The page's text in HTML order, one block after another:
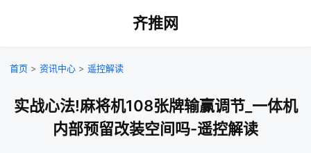
齐推网
首页 > 资讯中心 > 遥控解读
实战心法!麻将机108张牌输赢调节_一体机
内部预留改装空间吗-遥控解读